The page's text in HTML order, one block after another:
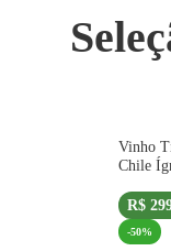
Vinho
Chile
R$
-50%